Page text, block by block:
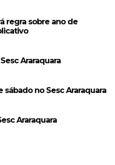
regra sobre ano de
Araraquara
no Sesc Araraquara
Araraquara